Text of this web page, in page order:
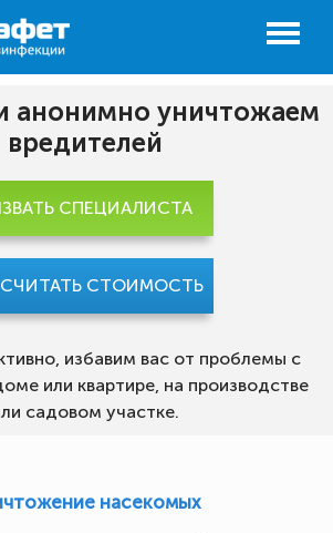
анонимно уничтожаем
вредителей
избавим вас от проблемы с
или квартире, на производстве
садовом участке.
СПЕЦИАЛИСТА
СТОИМОСТЬ
насекомых